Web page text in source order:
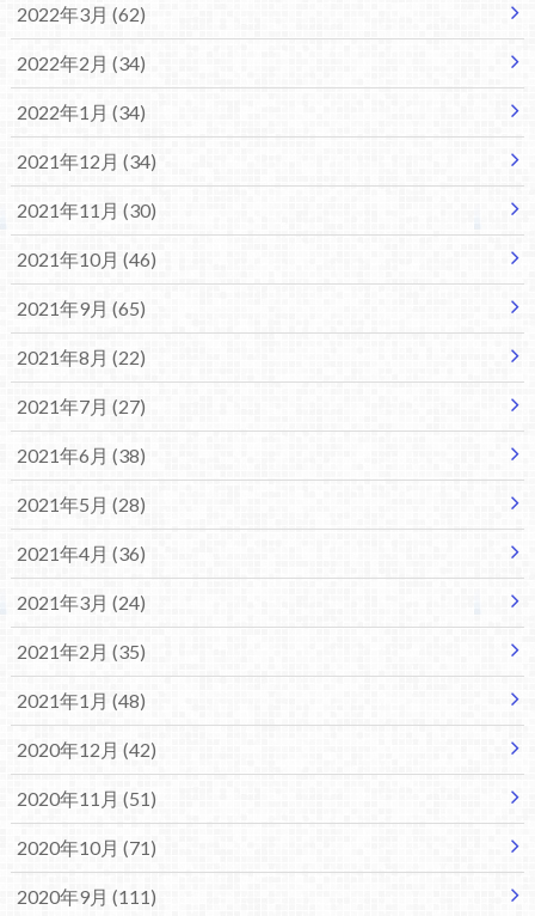
2022年3月 (62)
2022年2月 (34)
2022年1月 (34)
2021年12月 (34)
2021年11月 (30)
2021年10月 (46)
2021年9月 (65)
2021年8月 (22)
2021年7月 (27)
2021年6月 (38)
2021年5月 (28)
2021年4月 (36)
2021年3月 (24)
2021年2月 (35)
2021年1月 (48)
2020年12月 (42)
2020年11月 (51)
2020年10月 (71)
2020年9月 (111)